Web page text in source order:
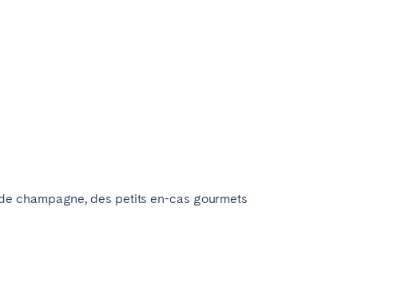
champagne, des petits en-cas gourmets